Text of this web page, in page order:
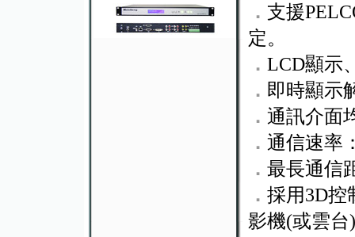
． 支援
定。
．LCD顯示
． 即時顯示
．通訊介面
．通信速率
．最長通信
．採用3D控
影機(或雲